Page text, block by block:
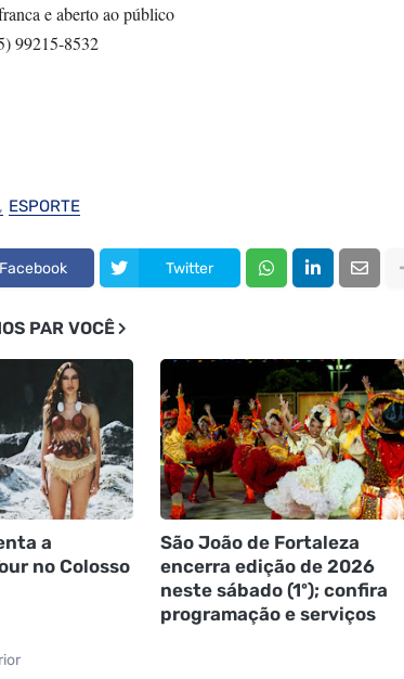
e aberto ao público
99215-8532
ESPORTE
Facebook Twitter
PAR VOCÊ
a
no Colosso
São João de Fortaleza
encerra edição de 2026
neste sábado (1º); confira
programação e serviços